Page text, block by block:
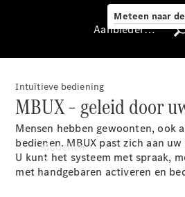
Meteen naar
Aanbieder /
Gegevensbescherming
Modellen
Aanbieder / Gegevensbescherming
Intuïtieve bediening
MBUX – geleid door
Mensen hebben gewoonten, ook
bedienen. MBUX past zich aan
U kunt het systeem met spraak,
met handgebaren activeren en